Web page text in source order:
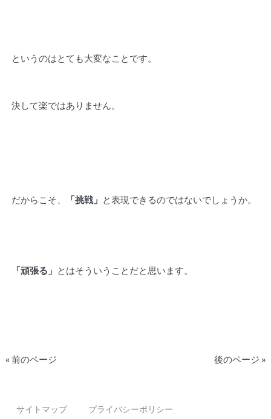
というのはとても大変なことです。
決して楽ではありません。
だからこそ、 「挑戦」 と表現できるのではないでしょうか。
「頑張る」 とはそういうことだと思います。
« 前のページ 後のページ »
サイトマップ プライバシーポリシー